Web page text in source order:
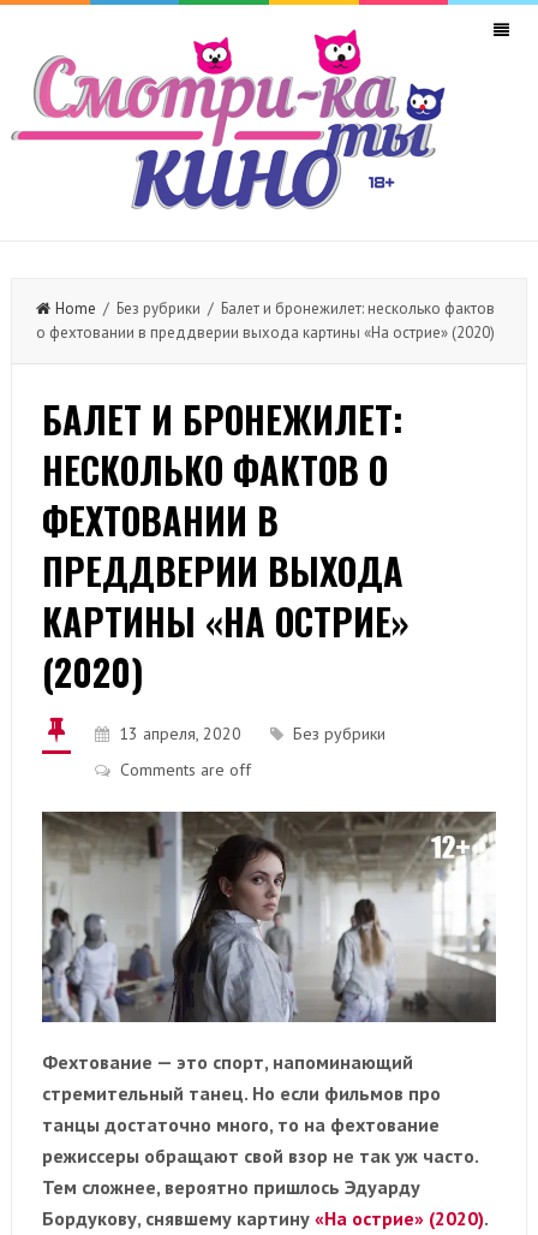
Home / Без рубрики / Балет и бронежилет: несколько фактов
о фехтовании в преддверии выхода картины «На острие» (2020)
БАЛЕТ И БРОНЕЖИЛЕТ:
НЕСКОЛЬКО ФАКТОВ О
ФЕХТОВАНИИ В
ПРЕДДВЕРИИ ВЫХОДА
КАРТИНЫ «НА ОСТРИЕ»
(2020)
13 апреля, 2020
Без рубрики
Comments are off
Фехтование — это спорт, напоминающий
стремительный танец. Но если фильмов про
танцы достаточно много, то на фехтование
режиссеры обращают свой взор не так уж часто.
Тем сложнее, вероятно пришлось Эдуарду
Бордукову, снявшему картину «На острие» (2020).